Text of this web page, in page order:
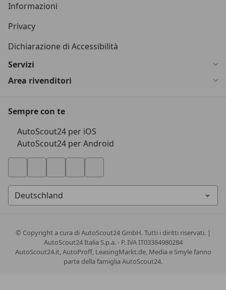
Informazioni
Privacy
Dichiarazione di Accessibilità
Servizi
Area rivenditori
Sempre con te
AutoScout24 per iOS
AutoScout24 per Android
© Copyrighta cura di AutoScout24 GmbH. Tutti i diritti riservati. |
AutoScout24 Italia S.p.a. - P. IVA IT03384980284
AutoScout24.it, AutoProff, LeasingMarkt.de, Media e Smyle fanno
parte della famiglia AutoScout24.